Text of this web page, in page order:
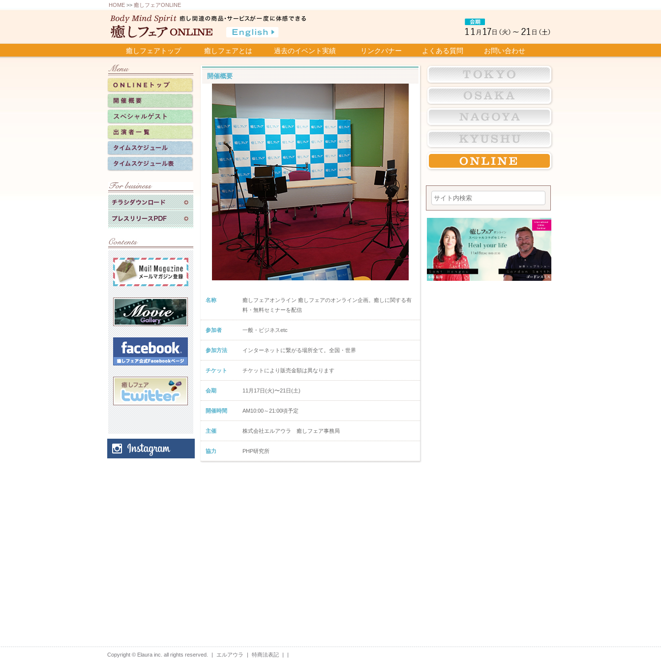
HOME>> 癒しフェアONLINE
癒しフェアトップ 癒しフェアとは 過去のイベント実績 リンクバナー よくある質問 お問い合わせ
開催概要
名称
癒しフェアオンライン 癒しフェアのオンライン企画。癒しに関する有
料・無料セミナーを配信
参加者 一般・ビジネスetc
参加方法 インターネットに繋がる場所全て。全国・世界
チケット チケットにより販売金額は異なります
会期 11月17日(火)〜21日(土)
開催時間 AM10:00～21:00頃予定
主催 株式会社エルアウラ 癒しフェア事務局
協力 PHP研究所
Copyright © Elaura inc. all rights reserved. | エルアウラ | 特商法表記 | |